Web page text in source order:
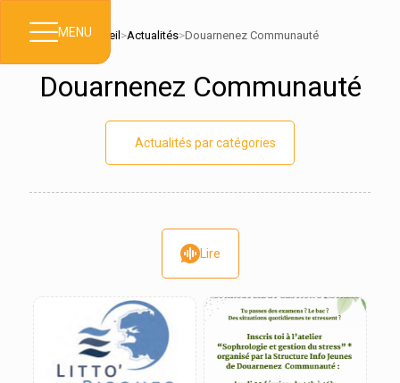
MENUAccueil >Actualités>Douarnenez Communauté
Douarnenez Communauté
Actualités par catégories
Lire